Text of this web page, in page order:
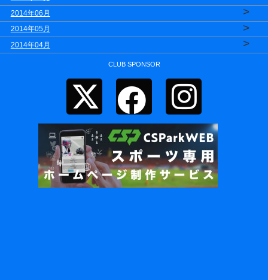
2014年06月 >
2014年05月 >
2014年04月 >
CLUB SPONSOR